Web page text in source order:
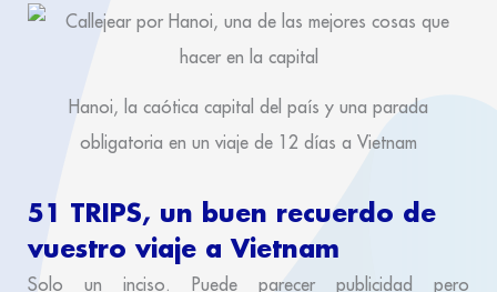
Hanoi, la caótica capital del país y una parada
obligatoria en un viaje de 12 días a Vietnam
51 TRIPS, un buen recuerdo de
vuestro viaje a Vietnam
Solo un inciso. Puede parecer publicidad pero